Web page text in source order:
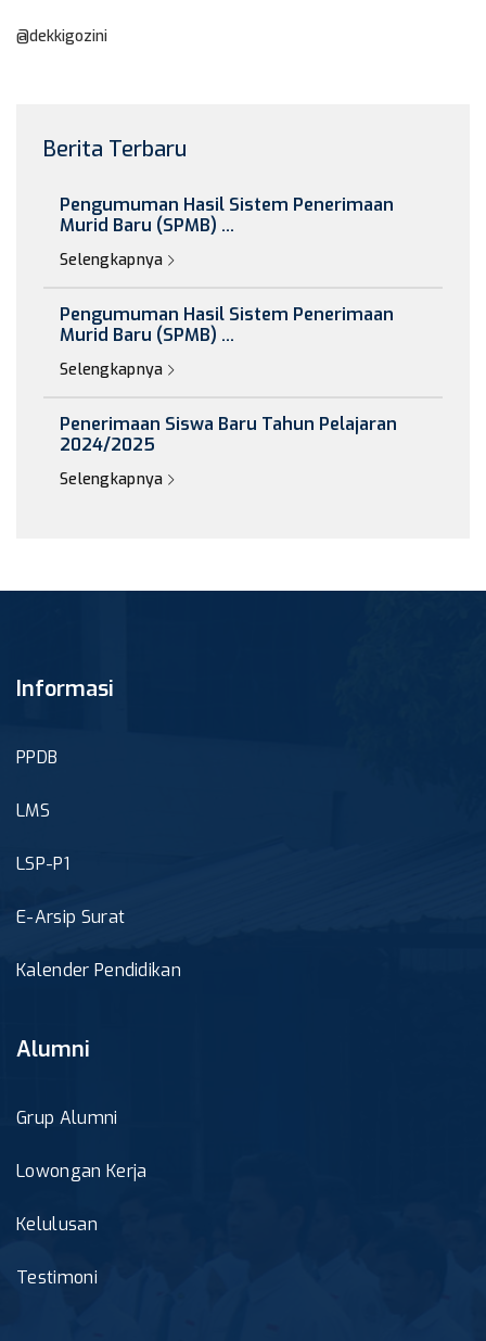
@dekkigozini
Berita Terbaru
Pengumuman Hasil Sistem Penerimaan
Murid Baru (SPMB) ...
Selengkapnya
Pengumuman Hasil Sistem Penerimaan
Murid Baru (SPMB) ...
Selengkapnya
Penerimaan Siswa Baru Tahun Pelajaran
2024/2025
Selengkapnya
Informasi
PPDB
LMS
LSP-P1
E-Arsip Surat
Kalender Pendidikan
Alumni
Grup Alumni
Lowongan Kerja
Kelulusan
Testimoni